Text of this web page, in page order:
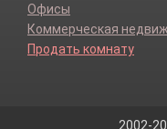
Офисы
Коммерческая
Продать комнату
2002-